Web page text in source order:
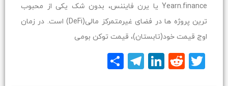
Yearn.finance یا یرن فایننس، بدون شک یکی از محبوب
ترین پروژه ها در فضای غیرمتمرکز مالی(DeFi) است. در زمان
اوج قیمت خود(تابستان)، قیمت توکن بومی
Twitter
Reddit
LinkedIn
Telegram